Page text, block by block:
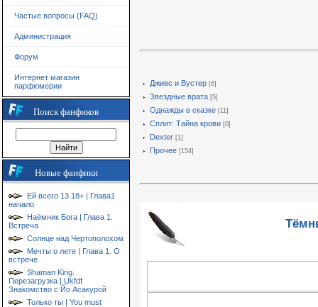
Частые вопросы (FAQ)
Администрация
Форум
Интернет магазин
парфюмерии
Поиск фанфиков
Новые фанфики
Ей всего 13 18+ | Глава1
начало
Наёмник Бога | Глава 1.
Встреча
Солнце над Чертополохом
Мечты о лете | Глава 1. О
встрече
Shaman King.
Перезагрузка | Ukfdf
Знакомство с Йо Асакурой
Только ты | You must
Дживс и Вустер [6]
Звездные врата [5]
Однажды в сказке [11]
Сплит: Тайна крови [0]
Dexter [1]
Прочее [154]